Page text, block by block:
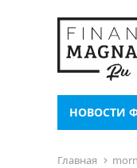
НОВОСТИ
Главная